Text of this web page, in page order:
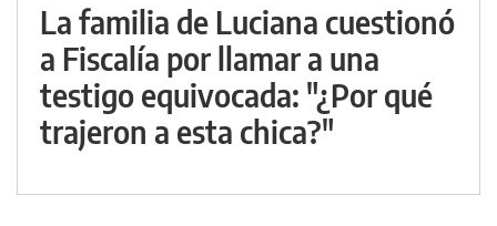
La familia de Luciana cuestionó
a Fiscalía por llamar a una
testigo equivocada: "¿Por qué
trajeron a esta chica?"